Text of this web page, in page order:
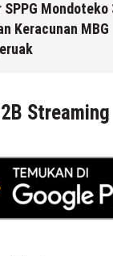
SPPG Mondoteko
Keracunan MBG
Streaming